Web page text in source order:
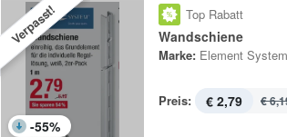
Verpasst!
-55%
Top Rabatt
Wandschiene
Marke: Element System
Preis: € 2,79 €